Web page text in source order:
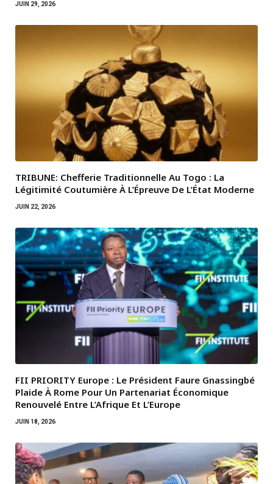
JUIN 29, 2026
TRIBUNE: Chefferie Traditionnelle Au Togo : La
Légitimité Coutumière À L’Épreuve De L’État Moderne
JUIN 22, 2026
FII PRIORITY Europe : Le Président Faure Gnassingbé
Plaide À Rome Pour Un Partenariat Économique
Renouvelé Entre L’Afrique Et L’Europe
JUIN 18, 2026